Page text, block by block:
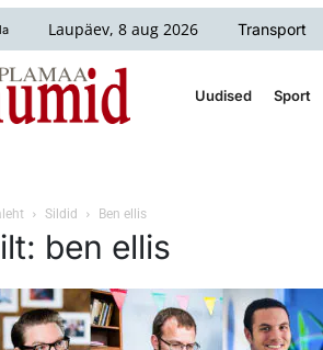
Laupäev, 8 aug 2026 Transport
Uudised Sport
Sildid Ben ellis
ben ellis